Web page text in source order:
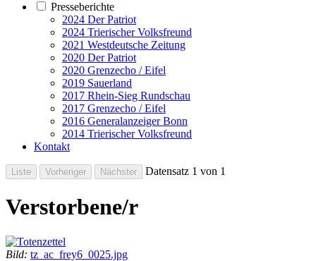
Presseberichte
2024 Der Patriot
2024 Trierischer Volksfreund
2021 Westdeutsche Zeitung
2020 Der Patriot
2020 Grenzecho / Eifel
2019 Sauerland
2017 Rhein-Sieg Rundschau
2017 Grenzecho / Eifel
2016 Generalanzeiger Bonn
2014 Trierischer Volksfreund
Kontakt
Datensatz 1 von 1
Verstorbene/r
Bild: tz_ac_frey6_0025.jpg